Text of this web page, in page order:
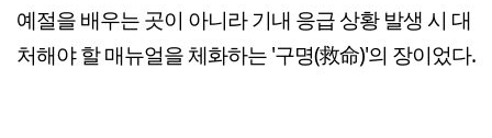
예절을 배우는 곳이 아니라 기내 응급 상황 발생 시 대
처해야 할 매뉴얼을 체화하는 '구명(救命)'의 장이었다.